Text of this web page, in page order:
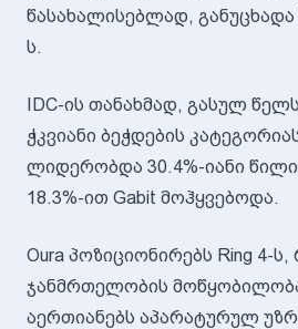
წასახალისებლად, განუცხადა
ს.
IDC-ის თანახმად, გასულ
ჭკვიანი ბეჭდების
ლიდერობდა 30.4%-იანი
18.3%-ით Gabit მოჰყვებოდა.
Oura პოზიციონირებს Ring 4-
ჯანმრთელობის
აერთიანებს აპარატურულ